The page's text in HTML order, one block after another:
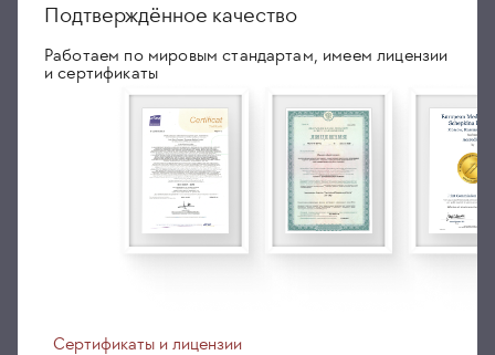
Подтверждённое качество
Работаем по мировым стандартам, имеем лицензии
и сертификаты
Сертификаты и лицензии